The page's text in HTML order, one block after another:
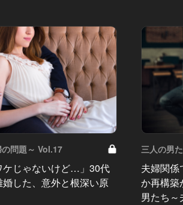
問題～ Vol.17
ケじゃないけど…」30代
婚した、意外と根深い原
三人の男
夫婦関
か再構
男たち